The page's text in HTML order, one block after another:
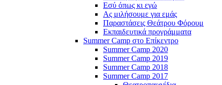
Εσύ όπως κι εγώ
Ας μιλήσουμε για εμάς
Παραστάσεις Θεάτρου Φόρουμ
Εκπαιδευτικά προγράμματα
Summer Camp στο Επίκεντρο
Summer Camp 2020
Summer Camp 2019
Summer Camp 2018
Summer Camp 2017